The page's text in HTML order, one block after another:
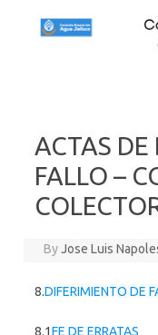
ACTAS DE
FALLO –
ByJose Luis
8.DIFERIMIENTO DE
8.1FE DE ERRATAS